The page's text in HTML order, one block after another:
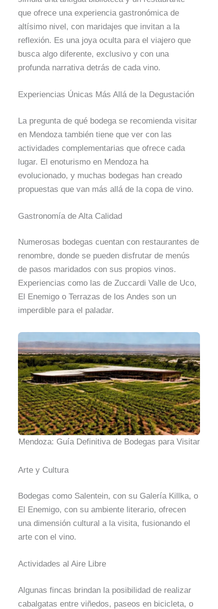
que ofrece una experiencia gastronómica de
altísimo nivel, con maridajes que invitan a la
reflexión. Es una joya oculta para el viajero que
busca algo diferente, exclusivo y con una
profunda narrativa detrás de cada vino.
Experiencias Únicas Más Allá de la Degustación
La pregunta de qué bodega se recomienda visitar
en Mendoza también tiene que ver con las
actividades complementarias que ofrece cada
lugar. El enoturismo en Mendoza ha
evolucionado, y muchas bodegas han creado
propuestas que van más allá de la copa de vino.
Gastronomía de Alta Calidad
Numerosas bodegas cuentan con restaurantes de
renombre, donde se pueden disfrutar de menús
de pasos maridados con sus propios vinos.
Experiencias como las de Zuccardi Valle de Uco,
El Enemigo o Terrazas de los Andes son un
imperdible para el paladar.
Mendoza: Guía Definitiva de Bodegas para Visitar
Arte y Cultura
Bodegas como Salentein, con su Galería Killka, o
El Enemigo, con su ambiente literario, ofrecen
una dimensión cultural a la visita, fusionando el
arte con el vino.
Actividades al Aire Libre
Algunas fincas brindan la posibilidad de realizar
cabalgatas entre viñedos, paseos en bicicleta, o